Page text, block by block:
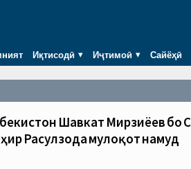
Иқтисодӣ Иҷтимоӣ Сайёҳӣ
Шавкат Мирзиёев бо
Расулзода мулоқот намуд